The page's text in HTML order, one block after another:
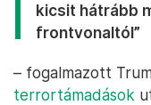
kicsit hátrább
frontvonaltól”
– fogalmazott
terrortámadások